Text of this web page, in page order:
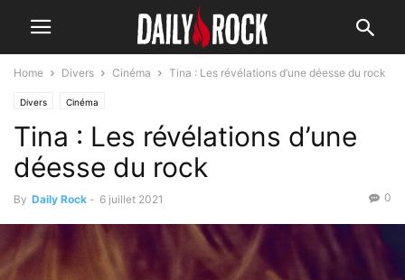
Home Divers Cinéma Tina : Les révélations d’une déesse du rock
Divers Cinéma
Tina : Les révélations d’une
déesse du rock
By Daily Rock - 6 juillet 2021 0